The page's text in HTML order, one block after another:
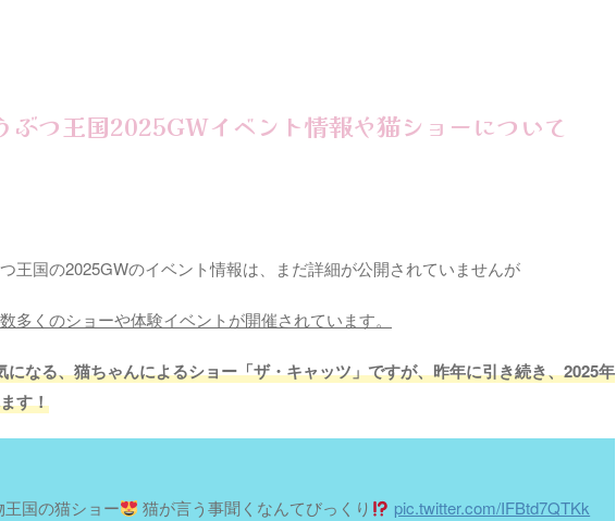
ぶつ王国2025GWイベント情報や猫ショーについて
王国の2025GWのイベント情報は、まだ詳細が公開されていませんが
多くのショーや体験イベントが開催されています。
になる、猫ちゃんによるショー「ザ・キャッツ」ですが、昨年に引き続き、2025年
す！
王国の猫ショー 猫が言う事聞くなんてびっくり pic.twitter.com/IFBtd7QTKk